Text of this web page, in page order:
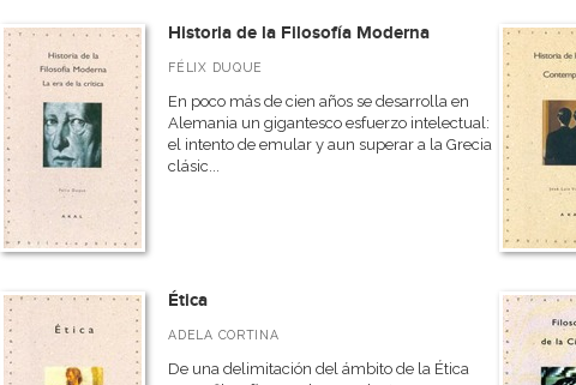
Historia de la Filosofía Moderna
FÉLIX DUQUE
En poco más de cien años se desarrolla en
Alemania un gigantesco esfuerzo intelectual:
el intento de emular y aun superar a la Grecia
clásic...
Ética
ADELA CORTINA
De una delimitación del ámbito de la Ética